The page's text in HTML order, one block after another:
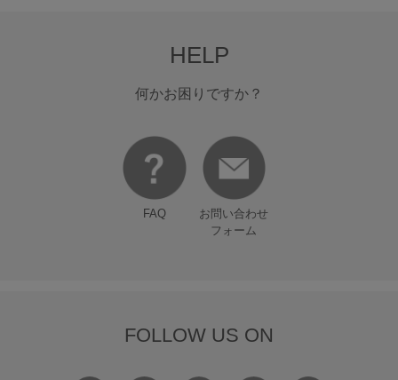
HELP
何かお困りですか？
FAQ
お問い合わせ
フォーム
FOLLOW US ON